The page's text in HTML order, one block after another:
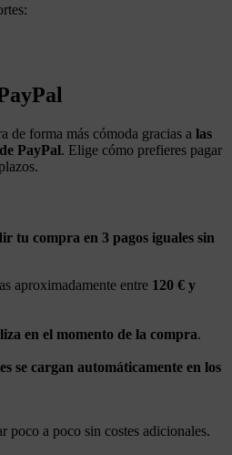
de forma más cómoda gracias a las
PayPal. Elige cómo prefieres pagar
tu compra en 3 pagos iguales sin
aproximadamente entre 120 € y
en el momento de la compra.
se cargan automáticamente en los
poco a poco sin costes adicionales.